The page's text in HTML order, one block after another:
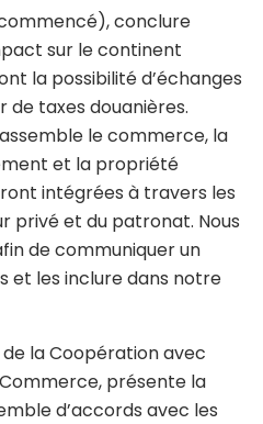
conclure
sur le continent
la possibilité d’échanges
taxes douanières.
le commerce, la
et la propriété
intégrées à travers les
privé et du patronat. Nous
de communiquer un
et les inclure dans notre
la Coopération avec
présente la
d’accords avec les